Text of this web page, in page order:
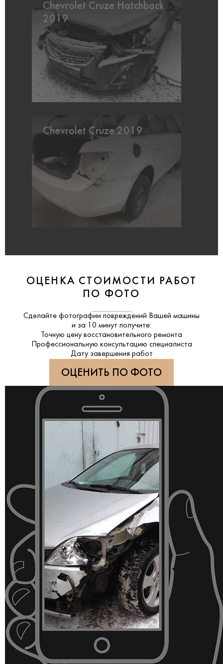
Chevrolet Cruze Hatchback
2019
Chevrolet Cruze 2019
ОЦЕНКА СТОИМОСТИ РАБОТ
ПО ФОТО
Сделайте фотографии повреждений Вашей машины
и за 10 минут получите:
Точную цену восстановительного ремонта
Профессиональную консультацию специалиста
Дату завершения работ
ОЦЕНИТЬ ПО ФОТО